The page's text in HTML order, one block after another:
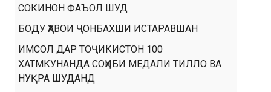
СОКИНОН ФАЪОЛ ШУД
БОДУ ҲАВОИ ҶОНБАХШИ ИСТАРАВШАН
ИМСОЛ ДАР ТОҶИКИСТОН 100
ХАТМКУНАНДА СОҲИБИ МЕДАЛИ ТИЛЛО ВА
НУҚРА ШУДАНД